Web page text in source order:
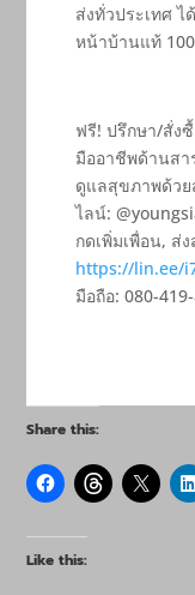
ส่งทั่วประเทศ ไ
หน้าบ้านแท้
ฟรี! ปรึกษา/สั่ง
มืออาชีพด้านส
ดูแลสุขภาพด้ว
ไลน์:
กดเพิ่มเพื่อน, ส่ง
https://lin.ee/
มือถือ: 080-
Share this:
Like this: